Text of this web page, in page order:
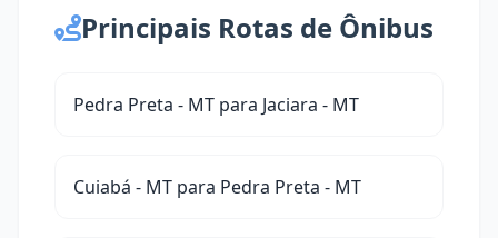
Principais Rotas de Ônibus
Pedra Preta - MT para Jaciara - MT
Cuiabá - MT para Pedra Preta - MT